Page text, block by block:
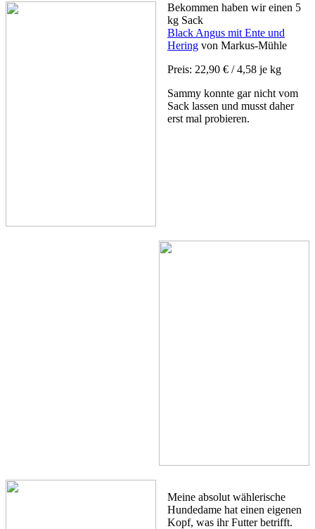
Bekommen haben wir einen 5
kg Sack
Black Angus mit Ente und
Hering von Markus-Mühle
Preis: 22,90 € / 4,58 je kg
Sammy konnte gar nicht vom
Sack lassen und musst daher
erst mal probieren.
Meine absolut wählerische
Hundedame hat einen eigenen
Kopf, was ihr Futter betrifft.